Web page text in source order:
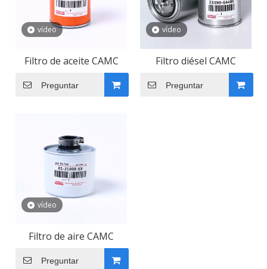
operaciones.
vídeo
Filtro de aceite CAMC
Preguntar
vídeo
Filtro diésel CAMC
Preguntar
vídeo
Filtro de aire CAMC
Preguntar